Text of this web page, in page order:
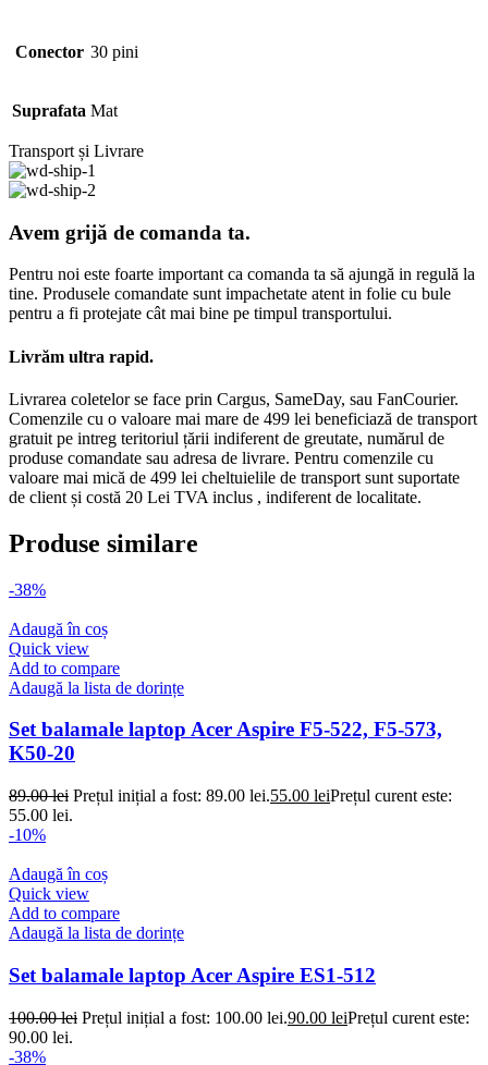
Conector 30 pini
Suprafata Mat
Transport și Livrare
Avem grijă de comanda ta.
Pentru noi este foarte important ca comanda ta să ajungă in regulă la
tine. Produsele comandate sunt impachetate atent in folie cu bule
pentru a fi protejate cât mai bine pe timpul transportului.
Livrăm ultra rapid.
Livrarea coletelor se face prin Cargus, SameDay, sau FanCourier.
Comenzile cu o valoare mai mare de 499 lei beneficiază de transport
gratuit pe intreg teritoriul țării indiferent de greutate, numărul de
produse comandate sau adresa de livrare. Pentru comenzile cu
valoare mai mică de 499 lei cheltuielile de transport sunt suportate
de client și costă 20 Lei TVA inclus , indiferent de localitate.
Produse similare
-38%
Adaugă în coș
Quick view
Add to compare
Adaugă la lista de dorințe
Set balamale laptop Acer Aspire F5-522, F5-573,
K50-20
89.00lei Prețul inițial a fost: 89.00 lei.55.00 leiPrețul curent este:
55.00 lei.
-10%
Adaugă în coș
Quick view
Add to compare
Adaugă la lista de dorințe
Set balamale laptop Acer Aspire ES1-512
100.00lei Prețul inițial a fost: 100.00 lei.90.00 leiPrețul curent este:
90.00 lei.
-38%